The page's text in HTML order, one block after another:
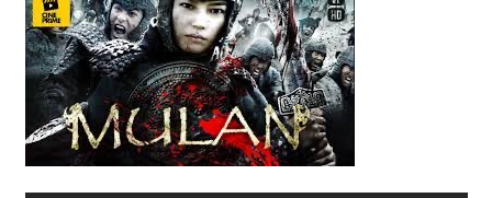
ຂ່
າ
ວ